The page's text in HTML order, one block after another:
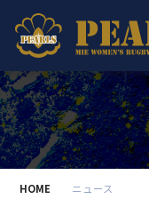
HOME ニュース